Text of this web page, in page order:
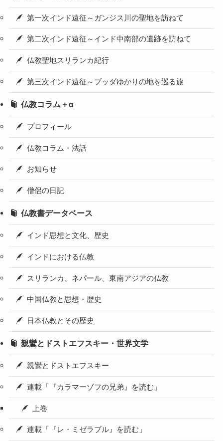
第一次インド遠征～ガンジス川の聖地を訪ねて
第二次インド遠征～インド中南部の遺跡を訪ねて
仏教聖地スリランカ紀行
第三次インド遠征～ブッダゆかりの地を巡る旅
仏教コラム＋α
プロフィール
仏教コラム・法話
お知らせ
僧侶の日記
仏教書データベース
インド思想と文化、歴史
インドにおける仏教
スリランカ、ネパール、東南アジアの仏教
中国仏教と思想・歴史
日本仏教とその歴史
親鸞とドストエフスキー・世界文学
親鸞とドストエフスキー
連載「『カラマーゾフの兄弟』を読む」
上巻
連載「『レ・ミゼラブル』を読む」